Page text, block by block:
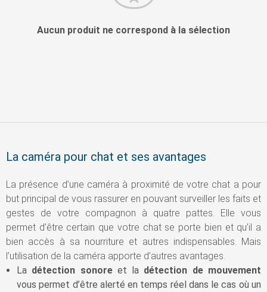
Aucun produit ne correspond à la sélection
La caméra pour chat et ses avantages
La présence d’une caméra à proximité de votre chat a pour
but principal de vous rassurer en pouvant surveiller les faits et
gestes de votre compagnon à quatre pattes. Elle vous
permet d’être certain que votre chat se porte bien et qu’il a
bien accès à sa nourriture et autres indispensables. Mais
l’utilisation de la caméra apporte d’autres avantages.
La détection sonoreet la détection de mouvement
vous permet d’être alerté en temps réel dans le cas où un